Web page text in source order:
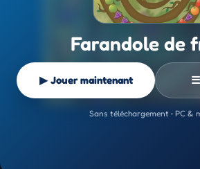
Farandole de
▶ Jouer maintenant ☰
Sans téléchargement • PC &